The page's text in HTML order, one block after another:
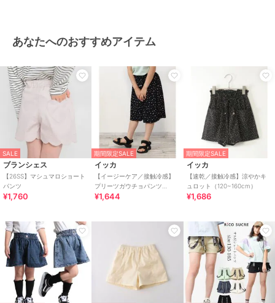
あなたへのおすすめアイテム
SALE
ブランシェス
【26SS】マシュマロショート
パンツ
¥1,760
期間限定SALE
イッカ
【イージーケア／接触冷感】
プリーツガウチョパンツ
（120?160cm）【UVカット／
¥1,644
期間限定SALE
イッカ
【速乾／接触冷感】涼やかキ
ュロット（120~160cm）
¥1,686